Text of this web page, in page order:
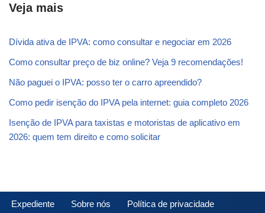
Veja mais
Dívida ativa de IPVA: como consultar e negociar em 2026
Como consultar preço de biz online? Veja 9 recomendações!
Não paguei o IPVA: posso ter o carro apreendido?
Como pedir isenção do IPVA pela internet: guia completo 2026
Isenção de IPVA para taxistas e motoristas de aplicativo em
2026: quem tem direito e como solicitar
Expediente Sobre nós Política de privacidade